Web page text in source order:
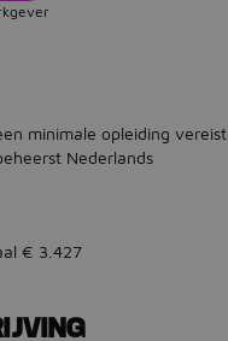
minimale opleiding vereist
Nederlands
€ 3.427